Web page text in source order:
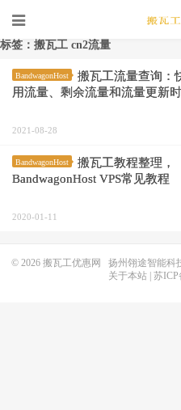
标签：搬瓦工 cn2流量
BandwagonHost
搬瓦工流量查询：
用流量、剩余流量和流量更新
2021-08-28
BandwagonHost
搬瓦工教程整理，
BandwagonHost VPS常见教程
2020-01-11
© 2026 搬瓦工优惠网 扬州翎途智能科
关于本站| 苏ICP